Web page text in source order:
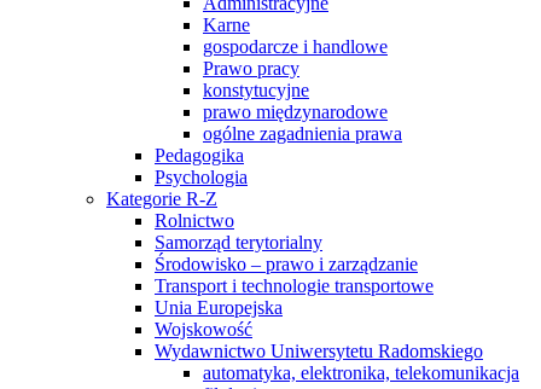
Karne
gospodarcze i handlowe
Prawo pracy
konstytucyjne
prawo międzynarodowe
ogólne zagadnienia prawa
Pedagogika
Psychologia
Kategorie R-Z
Rolnictwo
Samorząd terytorialny
Środowisko – prawo i zarządzanie
Transport i technologie transportowe
Unia Europejska
Wojskowość
Wydawnictwo Uniwersytetu Radomskiego
automatyka, elektronika, telekomunikacja